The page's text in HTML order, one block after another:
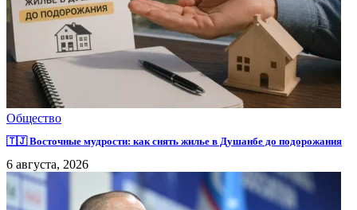
Общество
🇹🇯 Восточные мудрости: как снять жилье в Душанбе до подорожания
6 августа, 2026